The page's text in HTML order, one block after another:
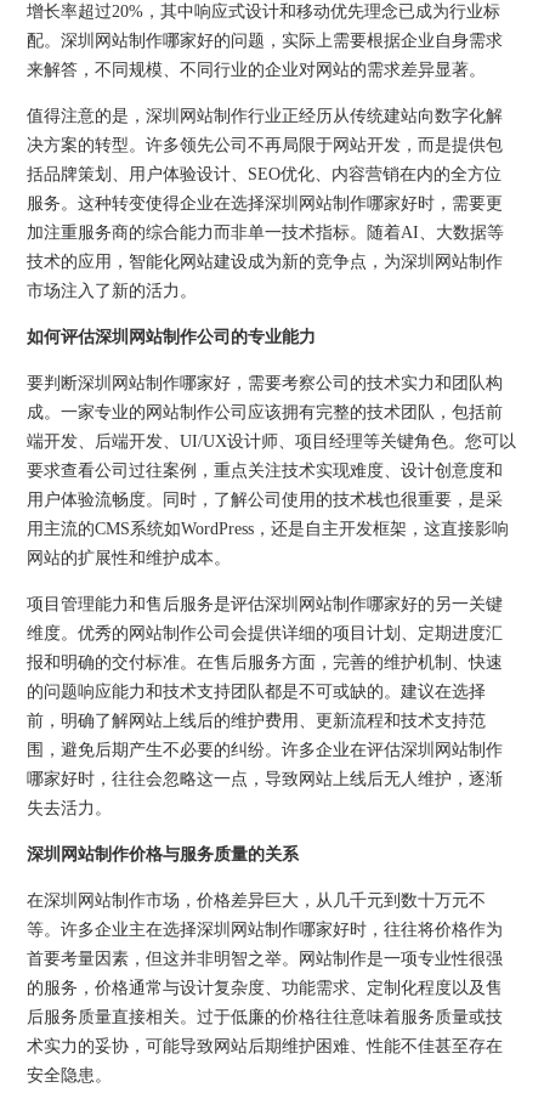
增长率超过20%，其中响应式设计和移动优先理念已成为行业标
配。深圳网站制作哪家好的问题，实际上需要根据企业自身需求
来解答，不同规模、不同行业的企业对网站的需求差异显著。
值得注意的是，深圳网站制作行业正经历从传统建站向数字化解
决方案的转型。许多领先公司不再局限于网站开发，而是提供包
括品牌策划、用户体验设计、SEO优化、内容营销在内的全方位
服务。这种转变使得企业在选择深圳网站制作哪家好时，需要更
加注重服务商的综合能力而非单一技术指标。随着AI、大数据等
技术的应用，智能化网站建设成为新的竞争点，为深圳网站制作
市场注入了新的活力。
如何评估深圳网站制作公司的专业能力
要判断深圳网站制作哪家好，需要考察公司的技术实力和团队构
成。一家专业的网站制作公司应该拥有完整的技术团队，包括前
端开发、后端开发、UI/UX设计师、项目经理等关键角色。您可以
要求查看公司过往案例，重点关注技术实现难度、设计创意度和
用户体验流畅度。同时，了解公司使用的技术栈也很重要，是采
用主流的CMS系统如WordPress，还是自主开发框架，这直接影响
网站的扩展性和维护成本。
项目管理能力和售后服务是评估深圳网站制作哪家好的另一关键
维度。优秀的网站制作公司会提供详细的项目计划、定期进度汇
报和明确的交付标准。在售后服务方面，完善的维护机制、快速
的问题响应能力和技术支持团队都是不可或缺的。建议在选择
前，明确了解网站上线后的维护费用、更新流程和技术支持范
围，避免后期产生不必要的纠纷。许多企业在评估深圳网站制作
哪家好时，往往会忽略这一点，导致网站上线后无人维护，逐渐
失去活力。
深圳网站制作价格与服务质量的关系
在深圳网站制作市场，价格差异巨大，从几千元到数十万元不
等。许多企业主在选择深圳网站制作哪家好时，往往将价格作为
首要考量因素，但这并非明智之举。网站制作是一项专业性很强
的服务，价格通常与设计复杂度、功能需求、定制化程度以及售
后服务质量直接相关。过于低廉的价格往往意味着服务质量或技
术实力的妥协，可能导致网站后期维护困难、性能不佳甚至存在
安全隐患。